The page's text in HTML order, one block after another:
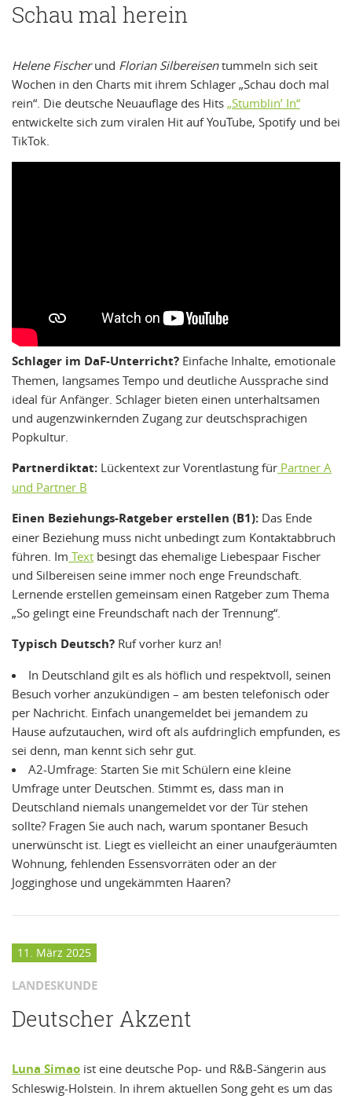
Schau mal herein
Helene Fischerund Florian Silbereisentummeln sich seit
Wochen in den Charts mit ihrem Schlager „Schau doch mal
rein“. Die deutsche Neuauflage des Hits „Stumblin’ In“
entwickelte sich zum viralen Hit auf YouTube, Spotify und bei
TikTok.
Schlager im DaF-Unterricht? Einfache Inhalte, emotionale
Themen, langsames Tempo und deutliche Aussprache sind
ideal für Anfänger. Schlager bieten einen unterhaltsamen
und augenzwinkernden Zugang zur deutschsprachigen
Popkultur.
Partnerdiktat: Lückentext zur Vorentlastung für Partner A
und Partner B
Einen Beziehungs-Ratgeber erstellen (B1): Das Ende
einer Beziehung muss nicht unbedingt zum Kontaktabbruch
führen. Im Text besingt das ehemalige Liebespaar Fischer
und Silbereisen seine immer noch enge Freundschaft.
Lernende erstellen gemeinsam einen Ratgeber zum Thema
„So gelingt eine Freundschaft nach der Trennung“.
Typisch Deutsch? Ruf vorher kurz an!
In Deutschland gilt es als höflich und respektvoll, seinen
Besuch vorher anzukündigen – am besten telefonisch oder
per Nachricht. Einfach unangemeldet bei jemandem zu
Hause aufzutauchen, wird oft als aufdringlich empfunden, es
sei denn, man kennt sich sehr gut.
A2-Umfrage: Starten Sie mit Schülern eine kleine
Umfrage unter Deutschen. Stimmt es, dass man in
Deutschland niemals unangemeldet vor der Tür stehen
sollte? Fragen Sie auch nach, warum spontaner Besuch
unerwünscht ist. Liegt es vielleicht an einer unaufgeräumten
Wohnung, fehlenden Essensvorräten oder an der
Jogginghose und ungekämmten Haaren?
11. März 2025
LANDESKUNDE
Deutscher Akzent
Luna Simao ist eine deutsche Pop- und R&B-Sängerin aus
Schleswig-Holstein. In ihrem aktuellen Song geht es um das